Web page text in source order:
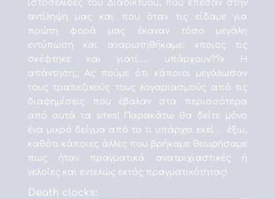
ιστοσελίδες του Διαδικτύου, που έπεσαν στην
αντίληψη μας και που όταν τις είδαμε για
πρώτη φορά μας έκαναν τόσο μεγάλη
εντύπωση και αναρωτηθήκαμε: «ποιος τις
σκέφτηκε και γιατί….. υπάρχουν??» H
απάντηση;; Ας πούμε ότι κάποιοι μεγάλωσαν
τους τραπεζικούς τους λογαριασμούς από τις
διαφημίσεις που έβαλαν στα περισσότερα
από αυτά τα sites! Παρακάτω θα δείτε μόνο
ένα μικρό δείγμα από το τι υπάρχει εκεί … έξω,
καθότι κάποιες άλλες που βρήκαμε θεωρήσαμε
πως ήταν πραγματικά ανατριχιαστικές ή
γελοίες και εντελώς εκτός πραγματικότητας!
Death clocks: